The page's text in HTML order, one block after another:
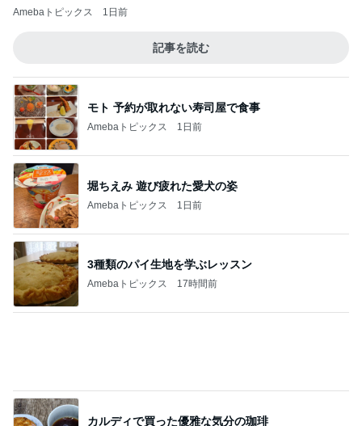
Amebaトピックス 17時間前
カルディで買った優雅な気分の珈琲
Amebaトピックス 1日前